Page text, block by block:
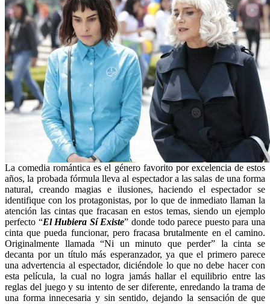
La comedia romántica es el género favorito por excelencia de estos
años, la probada fórmula lleva al espectador a las salas de una forma
natural, creando magias e ilusiones, haciendo el espectador se
identifique con los protagonistas, por lo que de inmediato llaman la
atención las cintas que fracasan en estos temas, siendo un ejemplo
perfecto “El Hubiera Sí Existe” donde todo parece puesto para una
cinta que pueda funcionar, pero fracasa brutalmente en el camino.
Originalmente llamada “Ni un minuto que perder” la cinta se
decanta por un título más esperanzador, ya que el primero parece
una advertencia al espectador, diciéndole lo que no debe hacer con
esta película, la cual no logra jamás hallar el equilibrio entre las
reglas del juego y su intento de ser diferente, enredando la trama de
una forma innecesaria y sin sentido, dejando la sensación de que